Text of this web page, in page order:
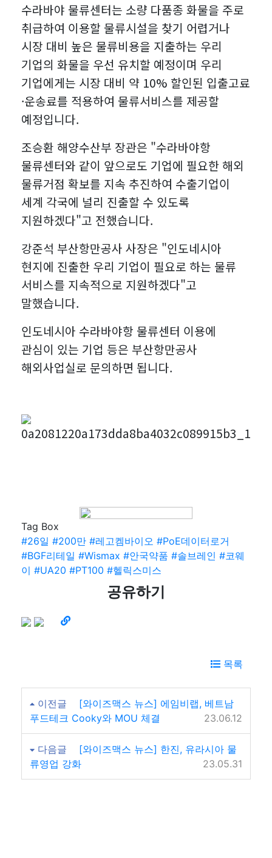
동맹으로 재도약
2023-11-10[와이즈맥스 뉴스] SKC, 테크 데이 2023
에서 반…
2023-11-09 [와이즈맥스 뉴스] 뉴클릭스바이오, 진스
크립트프로바이오…
2023-11-07[와이즈맥스 뉴스] 해양환경공단, 부산서
해양폐기물 정…
2023-11-07[와이즈맥스 뉴스] 현대무벡스, 스마트 물
류 수주로 글…
2023-11-03[와이즈맥스 뉴스] 비에이에너지, BSS
솔루션으로 2…
2023-11-03 [와이즈맥스 뉴스] 하이퍼엑셀, 고성능 생
성AI전용 서…
2023-11-03[와이즈맥스 뉴스] 시지바이오 유방암 환
우 응원 캠페인…
2023-11-02 [와이즈맥스 뉴스] 인천환경공단, 영종에
하수처리수 재…
2023-11-02[와이즈맥스 뉴스] 풀무원 음성 물류센터
스마트물류센터…
2023-10-31
2023-10-31
초박형 반도…
2023-10-31 [와이즈맥스 뉴스] 암 치료비용 감소에 도
움되는 바이오…
2023-10-30[와이즈맥스 뉴스] 부산시 노후 해양환경
정화선 친환경 …
2023-10-30[와이즈맥스 뉴스] 국토교통부, 스마트물
류센터 3곳 추…
2023-10-30 [와이즈맥스 뉴스] 에너지공단, 에너지효
율 우수사업장 …
2023-10-26[와이즈맥스 뉴스] 신성이엔지 반도체 대
전에서 클린룸 …
2023-10-26[와이즈맥스 뉴스] 에이비엘바이오 이중
항체 ABL111…
2023-10-25[와이즈맥스 뉴스] 코웨이 환경보호 문화
전파하는 친환…
2023-10-25[와이즈맥스 뉴스] 현대글로비스 평촌에
스마트물류 R&…
수라바야 물류센터는 소량 다품종 화물을 주로
취급하여 이용할 물류시설을 찾기 어렵거나
시장 대비 높은 물류비용을 지출하는 우리
기업의 화물을 우선 유치할 예정이며 우리
기업에게는 시장 대비 약 10% 할인된 입출고료
·운송료를 적용하여 물류서비스를 제공할
예정입니다.
조승환 해양수산부 장관은 "수라바야항
물류센터와 같이 앞으로도 기업에 필요한 해외
물류거점 확보를 지속 추진하여 수출기업이
세계 각국에 널리 진출할 수 있도록
지원하겠다"고 전했습니다.
강준석 부산항만공사 사장은 "인도네시아
현지에 진출한 우리 기업이 필요로 하는 물류
서비스를 지속적으로 지원하겠다"고
말했습니다.
인도네시아 수라바야항 물류센터 이용에
관심이 있는 기업 등은 부산항만공사
해외사업실로 문의하면 됩니다.
Tag Box
#26일 #200만 #레고켐바이오 #PoE데이터로거
#BGF리테일 #Wismax #안국약품 #솔브레인 #코웨
이 #UA20 #PT100 #헬릭스미스
공유하기
목록
이전글
[와이즈맥스 뉴스] 에임비랩, 베트남
푸드테크 Cooky와 MOU 체결
23.06.12
다음글
[와이즈맥스 뉴스] 한진, 유라시아 물
류영업 강화
23.05.31